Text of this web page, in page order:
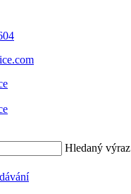
Hledaný výraz